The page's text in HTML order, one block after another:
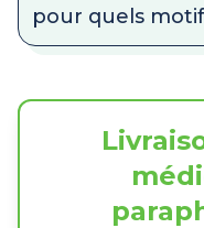
pour quels